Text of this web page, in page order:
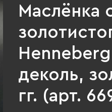
Маслёнка
деколь,
гг. (арт.